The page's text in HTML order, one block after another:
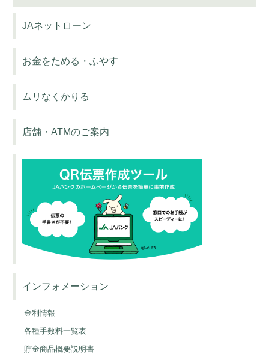
のいずれかの保証委託先における保証審査
の結果が希望の内容を満たさない場合に、
様の事前審査申込をすることに同意しま
用・提供に関する同意書
私は、個人情報の取り扱いについて、以下のと
おり内容を確認のうえ、同意します。
私は、上記農業協同組合への本借入の申込また
は契約に関して、また、株式会社オリエントコ
ーポレーションを保証委託先とした本借入の申
込または契約に関して、下記の「上記農業協同
組合および株式会社オリエントコーポレーショ
に関する同意条項」の内容を十分確認のうえ同
が債務者または連帯債務者または連帯保証人を
兼ねている場合を除く）には、第３条は適用さ
れません。）
JAネットローン
お金をためる・ふやす
ムリなくかりる
店舗・ATMのご案内
インフォメーション
金利情報
各種手数料一覧表
貯金商品概要説明書